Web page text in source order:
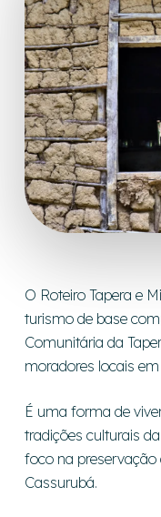
O Roteiro Tapera e
turismo de base
Comunitária da
moradores locais
É uma forma de
tradições culturais
foco na preservação
Cassurubá.